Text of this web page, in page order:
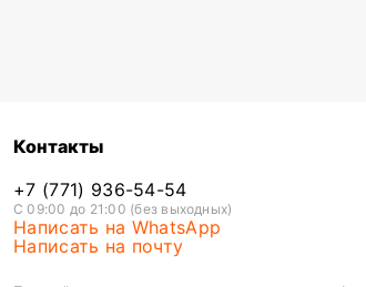
Контакты
+7 (771) 936-54-54
С 09:00 до 21:00 (без выходных)
Написать на WhatsApp
Написать на почту